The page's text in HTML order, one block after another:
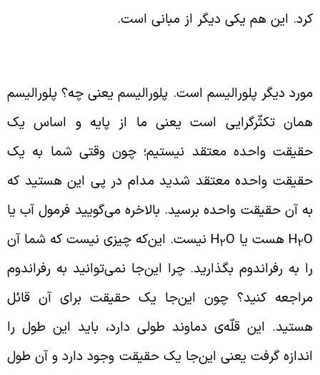
این هم یکی دیگر از مبانی است.
دیگر پلورالیسم است. پلورالیسم یعنی چه؟ پلورالیسم
تکثّرگرایی است یعنی ما از پایه و اساس یک
واحده معتقد نیستیم؛ چون وقتی شما به یک
واحده معتقد شدید مدام در پی این هستید که
آن حقیقت واحده برسید. بالاخره می‌گویید فرمول آب یا
H2 هست یا H2 O
نیست. این‌که چیزی نیست که شما آن
به رفراندوم بگذارید. چرا این‌جا نمی‌توانید به رفراندوم
کنید؟ چون این‌جا یک حقیقت برای آن قائل
این قلّه‌ی دماوند طولی دارد، باید این طول را
گرفت یعنی این‌جا یک حقیقت وجود دارد و آن طول